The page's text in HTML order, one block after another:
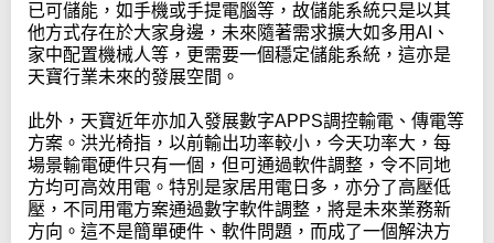
已可儲能，如手機或手提電腦等，故儲能系統只是以其
他方式存在於大家身邊，未來隨著需求擴大如多用AI、
家中配置機械人等，更需要一個穩定儲能系統，這亦是
天寶行業未來的發展空間。
此外，天寶近年亦加入發展數字APPS調控輸電、傳電等
方案。洪光椅指，以前輸出功率較小，今天功率大，每
場景輸電硬件只有一個，但可通過軟件調整，令不同地
方均可高效用電。特別是家居用電日多，亦分了高壓低
壓，不同用電方案通過數字軟件調整，將是未來業務新
方向。這不是簡單硬件、軟件問題，而成了一個解決方